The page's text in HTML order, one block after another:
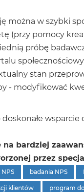
można w szybki
(przy pomocy
próbę
stan
- modyfikować
na bardziej
przez
badania NPS
klientów program